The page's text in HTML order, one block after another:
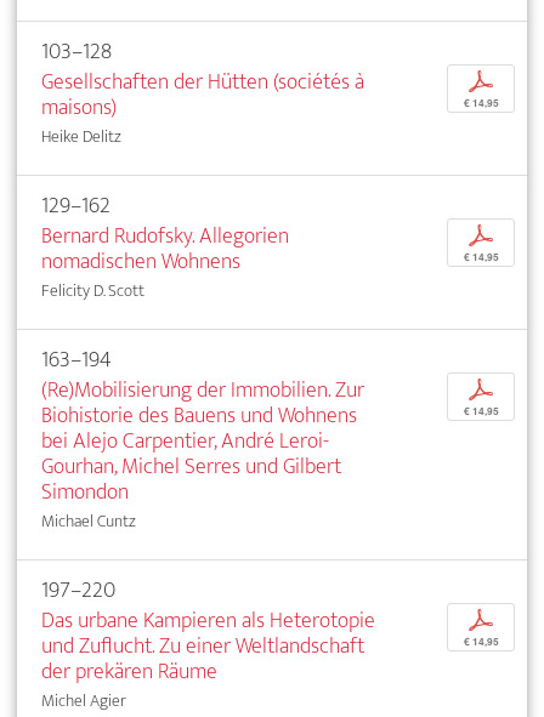
103–128
Gesellschaften der Hütten (sociétés à
maisons)
Heike Delitz
p
€ 14,95
129–162
Bernard Rudofsky. Allegorien
nomadischen Wohnens
Felicity D. Scott
p
€ 14,95
163–194
(Re)Mobilisierung der Immobilien. Zur
Biohistorie des Bauens und Wohnens
bei Alejo Carpentier, André Leroi-
Gourhan, Michel Serres und Gilbert
Simondon
Michael Cuntz
p
€ 14,95
197–220
Das urbane Kampieren als Heterotopie
und Zuflucht. Zu einer Weltlandschaft
der prekären Räume
Michel Agier
p
€ 14,95